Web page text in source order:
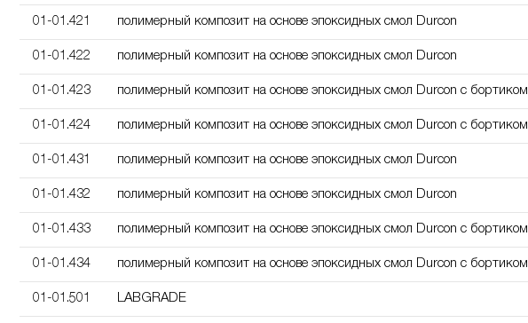
01-01.421 полимерный композит на основе эпоксидных смол Durcon
01-01.422 полимерный композит на основе эпоксидных смол Durcon
01-01.423 полимерный композит на основе эпоксидных смол Durcon с бортиком
01-01.424 полимерный композит на основе эпоксидных смол Durcon с бортиком
01-01.431 полимерный композит на основе эпоксидных смол Durcon
01-01.432 полимерный композит на основе эпоксидных смол Durcon
01-01.433 полимерный композит на основе эпоксидных смол Durcon с бортиком
01-01.434 полимерный композит на основе эпоксидных смол Durcon с бортиком
01-01.501 LABGRADE